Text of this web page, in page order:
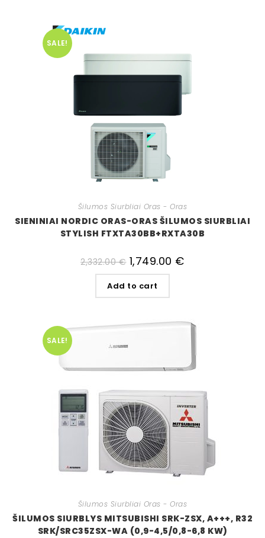
SALE!
Šilumos Siurbliai Oras - Oras
SIENINIAI NORDIC ORAS-ORAS ŠILUMOS SIURBLIAI
STYLISH FTXTA30BB+RXTA30B
2,332.00€ 1,749.00 €
Add to cart
SALE!
Šilumos Siurbliai Oras - Oras
ŠILUMOS SIURBLYS MITSUBISHI SRK-ZSX, A+++, R32
SRK/SRC35ZSX-WA (0,9-4,5/0,8-6,8 KW)